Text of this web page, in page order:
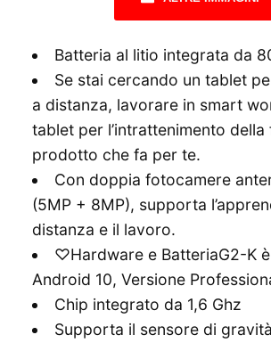
Batteria al litio integrata da
Se stai cercando un tablet
a distanza, lavorare in smart
tablet per l’intrattenimento della
prodotto che fa per te.
Con doppia fotocamere
(5MP + 8MP), supporta
distanza e il lavoro.
♡Hardware e BatteriaG2-K
Android 10, Versione
Chip integrato da 1,6 Ghz
Supporta il sensore di